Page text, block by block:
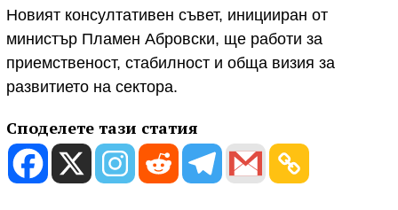
Новият консултативен съвет, иницииран от
министър Пламен Абровски, ще работи за
приемственост, стабилност и обща визия за
развитието на сектора.
Споделете тази статия